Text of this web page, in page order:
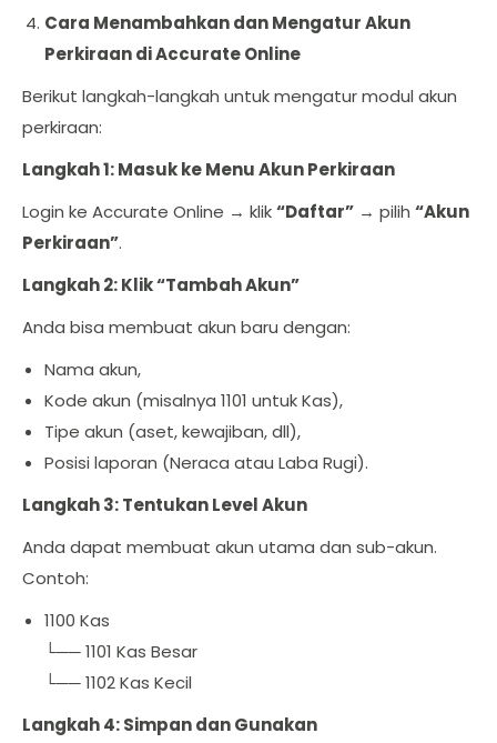
Cara Menambahkan dan Mengatur Akun
Perkiraan di Accurate Online
Berikut langkah-langkah untuk mengatur modul akun
perkiraan:
Langkah 1: Masuk ke Menu Akun Perkiraan
Login ke Accurate Online → klik“Daftar” → pilih “Akun
Perkiraan”.
Langkah 2: Klik “Tambah Akun”
Anda bisa membuat akun baru dengan:
Nama akun,
Kode akun (misalnya 1101 untuk Kas),
Tipe akun (aset, kewajiban, dll),
Posisi laporan (Neraca atau Laba Rugi).
Langkah 3: Tentukan Level Akun
Anda dapat membuat akun utama dan sub-akun.
Contoh:
1100 Kas
└── 1101 Kas Besar
└── 1102 Kas Kecil
Langkah 4: Simpan dan Gunakan